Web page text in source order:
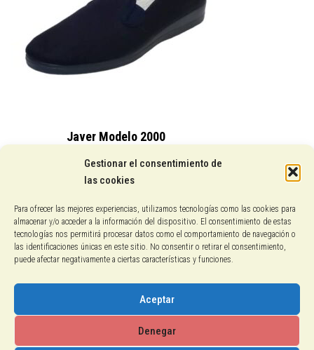
Gestionar el consentimiento de
las cookies
Para ofrecer las mejores experiencias, utilizamos tecnologías como las cookies para
almacenar y/o acceder a la información del dispositivo. El consentimiento de estas
tecnologías nos permitirá procesar datos como el comportamiento de navegación o
las identificaciones únicas en este sitio. No consentir o retirar el consentimiento,
puede afectar negativamente a ciertas características y funciones.
Aceptar
Denegar
Javer Modelo 2000
15,25€
Conocenos
Pagos con PayPal